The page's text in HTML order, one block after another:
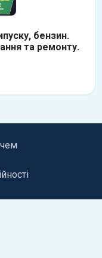
бензин.
та ремонту.